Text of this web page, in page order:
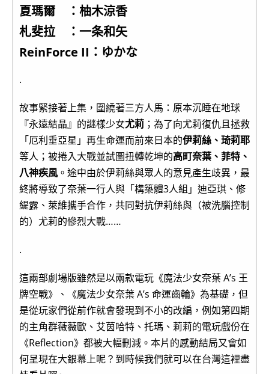
夏瑪爾 ：柚木涼香
札斐拉 ：一条和矢
ReinForce II：ゆかな
.
故事緊接著上集，圍繞著三方人馬：原本沉睡在地球
『永遠結晶』的謎樣少女尤莉 ；為了向尤莉復仇且拯救
「厄利垂亞星」再生命運而前來日本的伊莉絲、琦莉耶
等人；被捲入大戰並試圖扭轉乾坤的高町奈葉、菲特、
八神疾風 。途中由於伊莉絲與眾人的意見產生歧異，最
終將導致了奈葉一行人與「構築體3人組」迪亞琪、修
緹露、萊維攜手合作，共同對抗伊莉絲與（被洗腦控制
的）尤莉的慘烈大戰……
.
這兩部劇場版雖然是以兩款電玩《魔法少女奈葉 A’s 王
牌空戰》、《魔法少女奈葉 A’s 命運齒輪》為基礎，但
是從玩家們從前作就會發現到不小的改編，例如第四期
的主角群薇薇歐、艾茵哈特、托瑪、莉莉的電玩戲份在
《Reflection》都被大幅刪減。本片的感動結局又會如
何呈現在大銀幕上呢？到時候我們就可以在台灣這裡盡